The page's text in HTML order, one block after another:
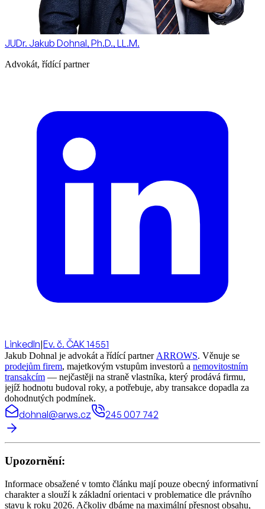
JUDr. Jakub Dohnal, Ph.D., LL.M.
Advokát, řídící partner
LinkedIn|Ev. č. ČAK 14551
Jakub Dohnal je advokát a řídící partnerARROWS. Věnuje se
prodejům firem, majetkovým vstupům investorů a nemovitostním
transakcím — nejčastěji na straně vlastníka, který prodává firmu,
jejíž hodnotu budoval roky, a potřebuje, aby transakce dopadla za
dohodnutých podmínek.
dohnal@arws.cz 245 007 742
Upozornění:
Informace obsažené v tomto článku mají pouze obecný informativní
charakter a slouží k základní orientaci v problematice dle právního
stavu k roku 2026. Ačkoliv dbáme na maximální přesnost obsahu,